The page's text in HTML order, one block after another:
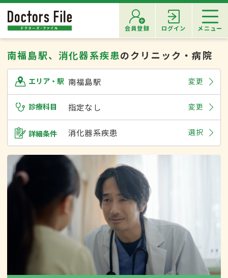
会員登録 ログイン メニュー
南福島駅、消化器系疾患のクリニック・病院
エリア・駅 南福島駅 変更
診療科目 指定なし 変更
詳細条件 消化器系疾患 選択